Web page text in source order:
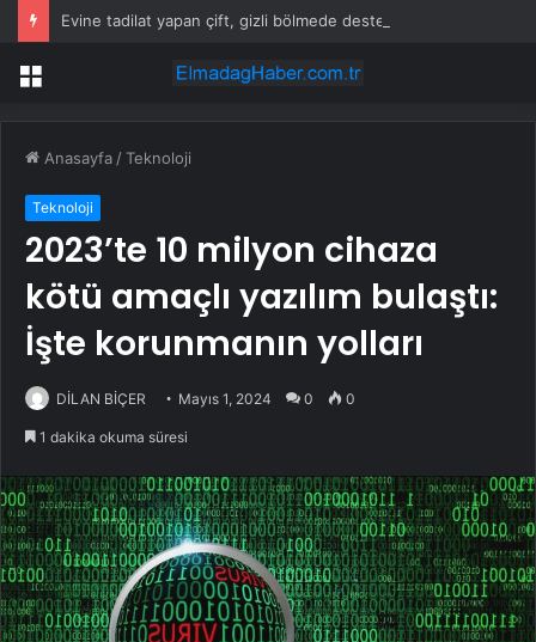
Menü
Anasayfa /Teknoloji
Teknoloji
2023’te 10 milyon cihaza
kötü amaçlı yazılım bulaştı:
İşte korunmanın yolları
DİLAN BİÇER Mayıs 1, 2024 0 0
1 dakika okuma süresi